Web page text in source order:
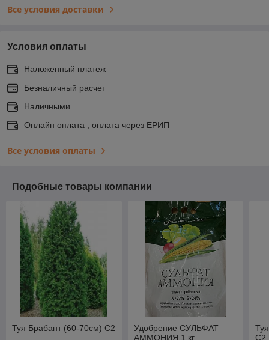
Все условия доставки
Условия оплаты
Наложенный платеж
Безналичный расчет
Наличными
Онлайн оплата , оплата через ЕРИП
Все условия оплаты
Подобные товары компании
Туя Брабант (60-70см) С2
Удобрение СУЛЬФАТ
АММОНИЯ 1 кг
С2